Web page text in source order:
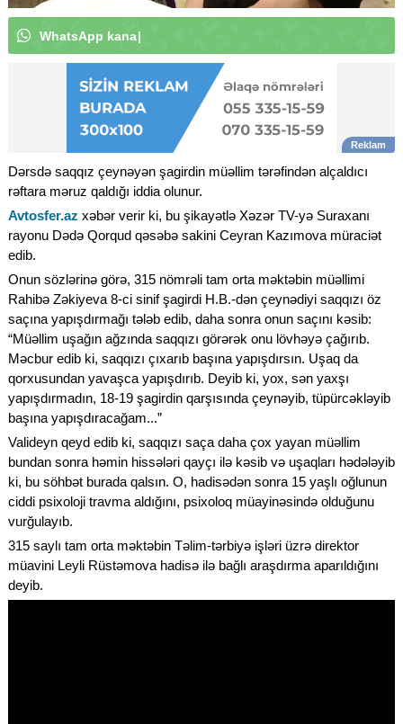
WhatsApp kanal
Dərsdə saqqız çeynəyən şagirdin müəllim tərəfindən alçaldıcı
rəftara məruz qaldığı iddia olunur.
Avtosfer.az xəbər verir ki, bu şikayətlə Xəzər TV-yə Suraxanı
rayonu Dədə Qorqud qəsəbə sakini Ceyran Kazımova müraciət
edib.
Onun sözlərinə görə, 315 nömrəli tam orta məktəbin müəllimi
Rahibə Zəkiyeva 8-ci sinif şagirdi H.B.-dən çeynədiyi saqqızı öz
saçına yapışdırmağı tələb edib, daha sonra onun saçını kəsib:
“Müəllim uşağın ağzında saqqızı görərək onu lövhəyə çağırıb.
Məcbur edib ki, saqqızı çıxarıb başına yapışdırsın. Uşaq da
qorxusundan yavaşca yapışdırıb. Deyib ki, yox, sən yaxşı
yapışdırmadın, 18-19 şagirdin qarşısında çeynəyib, tüpürcəkləyib
başına yapışdıracağam...”
Valideyn qeyd edib ki, saqqızı saça daha çox yayan müəllim
bundan sonra həmin hissələri qayçı ilə kəsib və uşaqları hədələyib
ki, bu söhbət burada qalsın. O, hadisədən sonra 15 yaşlı oğlunun
ciddi psixoloji travma aldığını, psixoloq müayinəsində olduğunu
vurğulayıb.
315 saylı tam orta məktəbin Təlim-tərbiyə işləri üzrə direktor
müavini Leyli Rüstəmova hadisə ilə bağlı araşdırma aparıldığını
deyib.